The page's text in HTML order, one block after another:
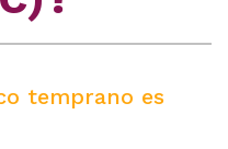
temprano es